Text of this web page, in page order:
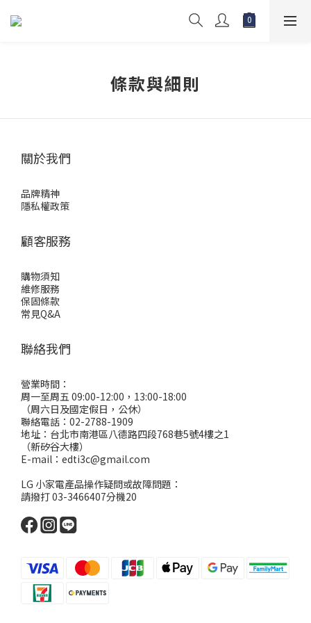
條款與細則
關於我們
品牌精神
隱私權政策
顧客服務
購物須知
維修服務
保固條款
常見Q&A
聯絡我們
營業時間：
周一至周五 09:00-12:00，13:00-18:00
（周六日及國定假日，公休）
聯絡電話：02-2788-1909
地址：台北市南港區八德路四段768巷5號4樓之1
（新矽谷大樓）
E-mail：edti3c@gmail.com
LG 小家電產品操作疑問或故障問題：
請撥打 03-3466407分機20